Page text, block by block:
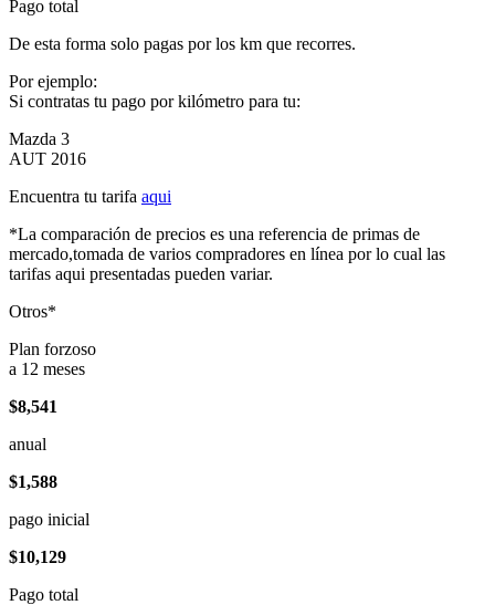
Pago total
De esta forma solo pagas por los km que recorres.
Por ejemplo:
Si contratas tu pago por kilómetro para tu:
Mazda 3
AUT 2016
Encuentra tu tarifa aqui
*La comparación de precios es una referencia de primas de
mercado,tomada de varios compradores en línea por lo cual las
tarifas aqui presentadas pueden variar.
Otros*
Plan forzoso
a 12 meses
$8,541
anual
$1,588
pago inicial
$10,129
Pago total